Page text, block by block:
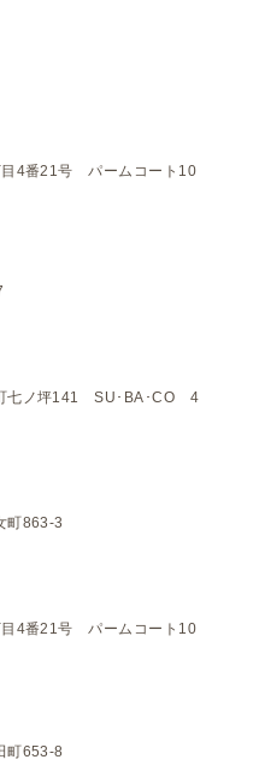
4番21号 パームコート10
七ノ坪141 SU･BA･CO 4
町863-3
4番21号 パームコート10
町653-8